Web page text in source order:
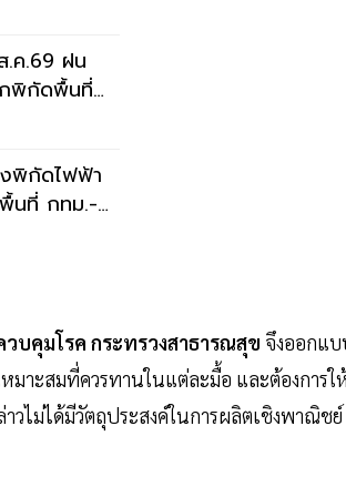
.ค.69 ฝน
กพิกัดพื้นที่
พิกัดไฟฟ้า
นที่ กทม.-
บคุมโรค กระทรวงสาธารณสุข จึงออกแ
มาะสมที่ควรทานในแต่ละมื้อ และต้องการใ
ไม่ได้มีวัตถุประสงค์ในการผลิตเชิงพาณิชย์